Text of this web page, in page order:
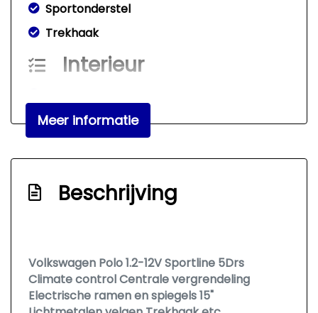
Sportonderstel
Trekhaak
Interieur
Airco automatisch
Armsteun achter
Hoofdsteunen achter
Stuur leder
Stuurbekrachtiging
Meer informatie
Beschrijving
Volkswagen Polo 1.2-12V Sportline 5Drs
Climate control Centrale vergrendeling
Electrische ramen en spiegels 15"